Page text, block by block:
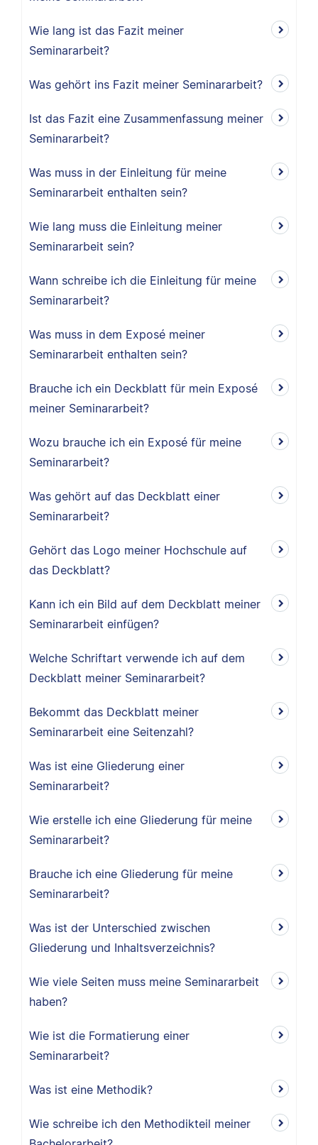
Wie lang ist das Fazit meiner
Seminararbeit?
Was gehört ins Fazit meiner Seminararbeit?
Ist das Fazit eine Zusammenfassung meiner
Seminararbeit?
Was muss in der Einleitung für meine
Seminararbeit enthalten sein?
Wie lang muss die Einleitung meiner
Seminararbeit sein?
Wann schreibe ich die Einleitung für meine
Seminararbeit?
Was muss in dem Exposé meiner
Seminararbeit enthalten sein?
Brauche ich ein Deckblatt für mein Exposé
meiner Seminararbeit?
Wozu brauche ich ein Exposé für meine
Seminararbeit?
Was gehört auf das Deckblatt einer
Seminararbeit?
Gehört das Logo meiner Hochschule auf
das Deckblatt?
Kann ich ein Bild auf dem Deckblatt meiner
Seminararbeit einfügen?
Welche Schriftart verwende ich auf dem
Deckblatt meiner Seminararbeit?
Bekommt das Deckblatt meiner
Seminararbeit eine Seitenzahl?
Was ist eine Gliederung einer
Seminararbeit?
Wie erstelle ich eine Gliederung für meine
Seminararbeit?
Brauche ich eine Gliederung für meine
Seminararbeit?
Was ist der Unterschied zwischen
Gliederung und Inhaltsverzeichnis?
Wie viele Seiten muss meine Seminararbeit
haben?
Wie ist die Formatierung einer
Seminararbeit?
Was ist eine Methodik?
Wie schreibe ich den Methodikteil meiner